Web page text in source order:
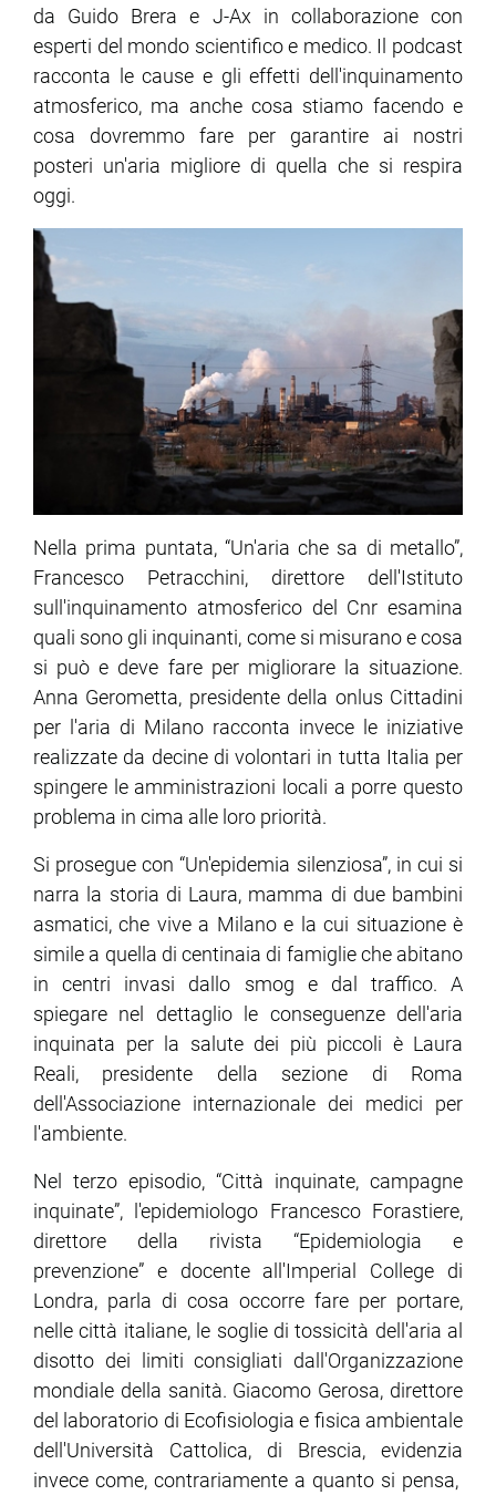
da Guido Brera e J-Ax in collaborazione con
esperti del mondo scientifico e medico. Il podcast
racconta le cause e gli effetti dell'inquinamento
atmosferico, ma anche cosa stiamo facendo e
cosa dovremmo fare per garantire ai nostri
posteri un'aria migliore di quella che si respira
oggi.
Nella prima puntata, “Un'aria che sa di metallo”,
Francesco Petracchini, direttore dell'Istituto
sull'inquinamento atmosferico del Cnr esamina
quali sono gli inquinanti, come si misurano e cosa
si può e deve fare per migliorare la situazione.
Anna Gerometta, presidente della onlus Cittadini
per l'aria di Milano racconta invece le iniziative
realizzate da decine di volontari in tutta Italia per
spingere le amministrazioni locali a porre questo
problema in cima alle loro priorità.
Si prosegue con “Un'epidemia silenziosa”, in cui si
narra la storia di Laura, mamma di due bambini
asmatici, che vive a Milano e la cui situazione è
simile a quella di centinaia di famiglie che abitano
in centri invasi dallo smog e dal traffico. A
spiegare nel dettaglio le conseguenze dell'aria
inquinata per la salute dei più piccoli è Laura
Reali, presidente della sezione di Roma
dell'Associazione internazionale dei medici per
l'ambiente.
Nel terzo episodio, “Città inquinate, campagne
inquinate”, l'epidemiologo Francesco Forastiere,
direttore della rivista “Epidemiologia e
prevenzione” e docente all'Imperial College di
Londra, parla di cosa occorre fare per portare,
nelle città italiane, le soglie di tossicità dell'aria al
disotto dei limiti consigliati dall'Organizzazione
mondiale della sanità. Giacomo Gerosa, direttore
del laboratorio di Ecofisiologia e fisica ambientale
dell'Università Cattolica, di Brescia, evidenzia
invece come, contrariamente a quanto si pensa,